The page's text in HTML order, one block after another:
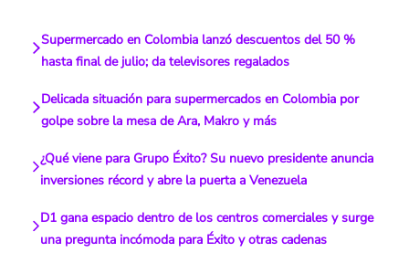
Supermercado en Colombia lanzó descuentos del 50 %
hasta final de julio; da televisores regalados
Delicada situación para supermercados en Colombia por
golpe sobre la mesa de Ara, Makro y más
¿Qué viene para Grupo Éxito? Su nuevo presidente anuncia
inversiones récord y abre la puerta a Venezuela
D1 gana espacio dentro de los centros comerciales y surge
una pregunta incómoda para Éxito y otras cadenas